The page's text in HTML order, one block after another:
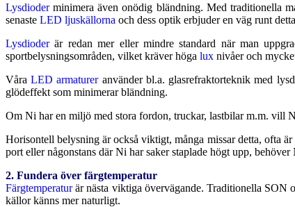
Lysdioderminimera även onödig bländning. Med traditionella
senaste LED ljuskällorna och dess optik erbjuder en väg runt
Lysdioderär redan mer eller mindre standard när man
sportbelysningsområden, vilket kräver höga lux nivåer och
VåraLED armatureranvänder bl.a. glasrefraktorteknik med
glödeffekt som minimerar bländning.
Om Ni har en miljö med stora fordon, truckar, lastbilar m.m. vill
Horisontell belysning är också viktigt, många missar detta, ofta
port eller någonstans där Ni har saker staplade högt upp,
2. Fundera över färgtemperatur
Färgtemperaturär nästa viktiga övervägande. Traditionella SON
källor känns mer naturligt.